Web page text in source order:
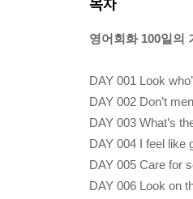
영어회화 100일의
DAY 001 Look
DAY 002 Don’t
DAY 003 What’s
DAY 004 I feel like
DAY 005 Care for
DAY 006 Look on